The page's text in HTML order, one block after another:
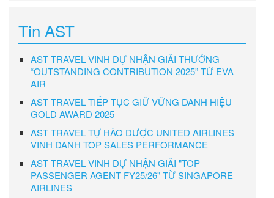
Tin AST
AST TRAVEL VINH DỰ NHẬN GIẢI THƯỞNG
“OUTSTANDING CONTRIBUTION 2025” TỪ EVA
AIR
AST TRAVEL TIẾP TỤC GIỮ VỮNG DANH HIỆU
GOLD AWARD 2025
AST TRAVEL TỰ HÀO ĐƯỢC UNITED AIRLINES
VINH DANH TOP SALES PERFORMANCE
AST TRAVEL VINH DỰ NHẬN GIẢI "TOP
PASSENGER AGENT FY25/26" TỪ SINGAPORE
AIRLINES